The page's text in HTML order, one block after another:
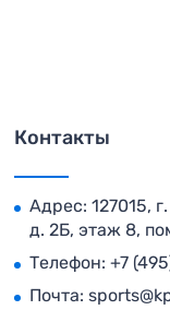
Контакты
Адрес: 127015,
д. 2Б, этаж 8,
Телефон: +7
Почта: